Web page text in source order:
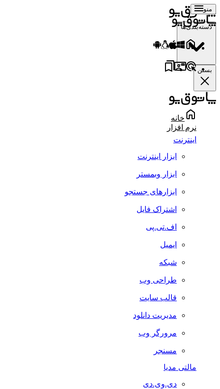
منو
دسته‌بندی‌ها
بستن
خانه
نرم افزار
اینترنت
ابزار اینترنت
ابزار وبمستر
ابزارهای جستجو
اشتراک فایل
اف.تی.پی
ایمیل
شبکه
طراحی وب
قالب سایت
مدیریت دانلود
مرورگر وب
مسنجر
مالتی مدیا
دی.وی.دی